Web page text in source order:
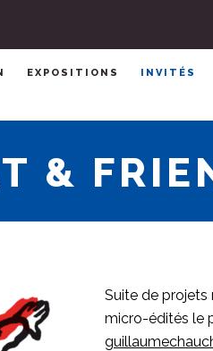
EXPOSITIONS INVITÉS
&
Suite de projets
micro-édités le